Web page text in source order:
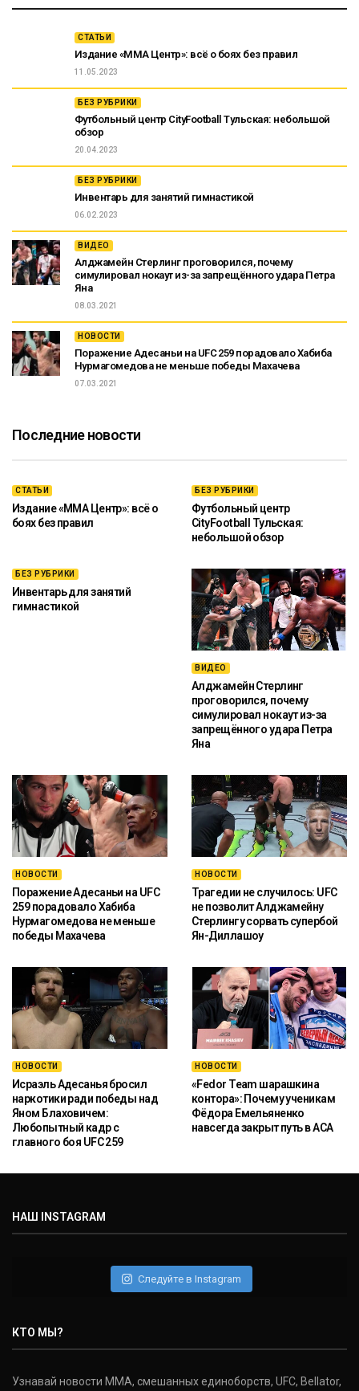
СТАТЬИ
Издание «ММА Центр»: всё о боях без правил
11.05.2023
БЕЗ РУБРИКИ
Футбольный центр CityFootball Тульская: небольшой
обзор
20.04.2023
БЕЗ РУБРИКИ
Инвентарь для занятий гимнастикой
06.02.2023
ВИДЕО
Алджамейн Стерлинг проговорился, почему
симулировал нокаут из-за запрещённого удара Петра
Яна
08.03.2021
НОВОСТИ
Поражение Адесаньи на UFC 259 порадовало Хабиба
Нурмагомедова не меньше победы Махачева
07.03.2021
Последние новости
СТАТЬИ
Издание «ММА Центр»: всё о
боях без правил
БЕЗ РУБРИКИ
Футбольный центр
CityFootball Тульская:
небольшой обзор
БЕЗ РУБРИКИ
Инвентарь для занятий
гимнастикой
ВИДЕО
Алджамейн Стерлинг
проговорился, почему
симулировал нокаут из-за
запрещённого удара Петра
Яна
НОВОСТИ
Поражение Адесаньи на UFC
259 порадовало Хабиба
Нурмагомедова не меньше
победы Махачева
НОВОСТИ
Трагедии не случилось: UFC
не позволит Алджамейну
Стерлингу сорвать супербой
Ян-Диллашоу
НОВОСТИ
Исраэль Адесанья бросил
наркотики ради победы над
Яном Блаховичем:
Любопытный кадр с
главного боя UFC 259
НОВОСТИ
«Fedor Team шарашкина
контора»: Почему ученикам
Фёдора Емельяненко
навсегда закрыт путь в ACA
НАШ INSTAGRAM
Следуйте в Instagram
КТО МЫ?
Узнавай новости ММА, смешанных единоборств, UFC, Bellator,